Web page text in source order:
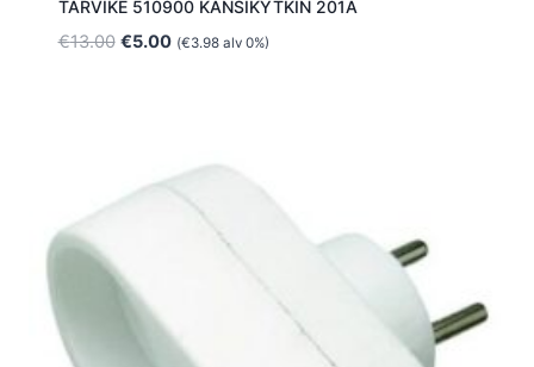
TARVIKE 510900 KANSIKYTKIN 201A
€13.00 Alkuperäinen
€5.00Nykyinen
(€3.98alv 0%)